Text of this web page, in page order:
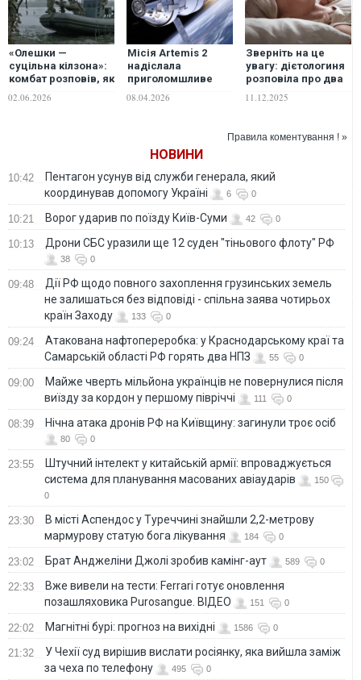
«Олешки —
суцільна кілзона»:
комбат розповів, як
"перемелюють"
02.06.2026
Місія Artemis 2
надіслала
приголомшливе
Шляху, зняте з
08.04.2026
Зверніть на це
увагу: дієтологиня
розповіла про два
прискорюють
11.12.2025
Правила коментування ! »
НОВИНИ
10:42
Пентагон усунув від служби генерала, який
координував допомогу Україні
6 0
10:21 Ворог ударив по поїзду Київ-Суми 42 0
10:13 Дрони СБС уразили ще 12 суден "тіньового флоту" РФ
38 0
09:48
Дії РФ щодо повного захоплення грузинських земель
не залишаться без відповіді - спільна заява чотирьох
країн Заходу
133 0
09:24
Атакована нафтопереробка: у Краснодарському краї та
Самарській області РФ горять два НПЗ
55 0
09:00
Майже чверть мільйона українців не повернулися після
виїзду за кордон у першому півріччі
111 0
08:39 Нічна атака дронів РФ на Київщину: загинули троє осіб
80 0
23:55
Штучний інтелект у китайській армії: впроваджується
система для планування масованих авіаударів
150
0
23:30
В місті Аспендос у Туреччині знайшли 2,2-метрову
мармурову статую бога лікування
184 0
23:02 Брат Анджеліни Джолі зробив камінг-аут 589 0
22:33
Вже вивели на тести: Ferrari готує оновлення
позашляховика Purosangue. ВІДЕО
151 0
22:02 Магнітні бурі: прогноз на вихідні 1586 0
21:32
У Чехії суд вирішив вислати росіянку, яка вийшла заміж
за чеха по телефону
495 0